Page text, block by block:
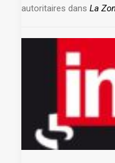
autoritaires dans La